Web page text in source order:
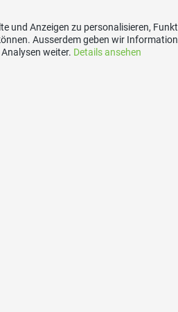
und Anzeigen zu personalisieren,
Ausserdem geben wir
weiter. Details ansehen